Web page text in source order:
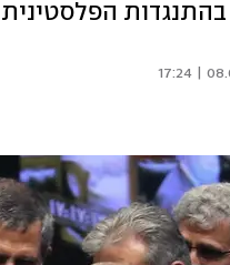
הפלסטינית